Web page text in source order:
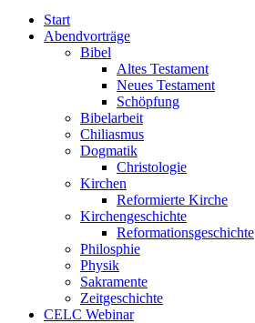
Start
Abendvorträge
Bibel
Altes Testament
Neues Testament
Schöpfung
Bibelarbeit
Chiliasmus
Dogmatik
Christologie
Kirchen
Reformierte Kirche
Kirchengeschichte
Reformationsgeschichte
Philosphie
Physik
Sakramente
Zeitgeschichte
CELC Webinar